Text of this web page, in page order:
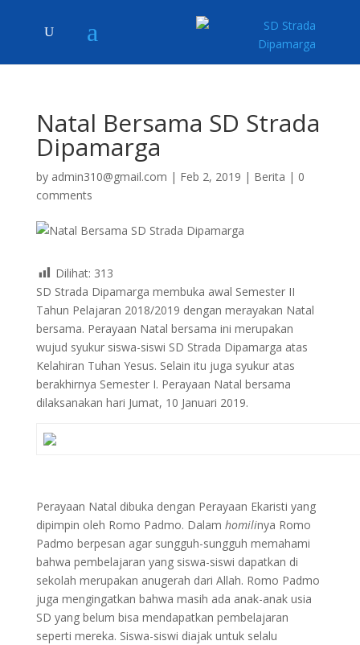
Natal Bersama SD Strada
Dipamarga
by admin310@gmail.com | Feb 2, 2019 | Berita | 0
comments
Dilihat: 313
SD Strada Dipamarga membuka awal Semester II
Tahun Pelajaran 2018/2019 dengan merayakan Natal
bersama. Perayaan Natal bersama ini merupakan
wujud syukur siswa-siswi SD Strada Dipamarga atas
Kelahiran Tuhan Yesus. Selain itu juga syukur atas
berakhirnya Semester I. Perayaan Natal bersama
dilaksanakan hari Jumat, 10 Januari 2019.
Perayaan Natal dibuka dengan Perayaan Ekaristi yang
dipimpin oleh Romo Padmo. Dalam homilinya Romo
Padmo berpesan agar sungguh-sungguh memahami
bahwa pembelajaran yang siswa-siswi dapatkan di
sekolah merupakan anugerah dari Allah. Romo Padmo
juga mengingatkan bahwa masih ada anak-anak usia
SD yang belum bisa mendapatkan pembelajaran
seperti mereka. Siswa-siswi diajak untuk selalu